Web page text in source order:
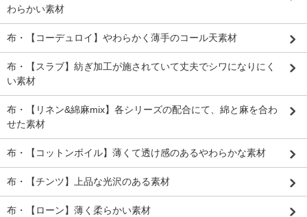
わらかい素材
布・【コーデュロイ】やわらかく薄手のコール天素材
布・【スラブ】紡ぎ加工が施されていて丈夫でシワになりにく
い素材
布・【リネン&綿麻mix】各シリーズの配合にて、綿と麻を合わ
せた素材
布・【コットンボイル】薄くて透け感のあるやわらかな素材
布・【チンツ】上品な光沢のある素材
布・【ローン】薄く柔らかい素材